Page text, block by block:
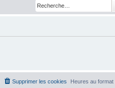
Heures au format
Supprimer les cookies